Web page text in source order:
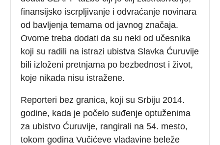
finansijsko iscrpljivanje i odvraćanje novinara
od bavljenja temama od javnog značaja.
Ovome treba dodati da su neki od učesnika
koji su radili na istrazi ubistva Slavka Ćuruvije
bili izloženi pretnjama po bezbednost i život,
koje nikada nisu istražene.
Reporteri bez granica, koji su Srbiju 2014.
godine, kada je počelo suđenje optuženima
za ubistvo Ćuruvije, rangirali na 54. mesto,
tokom godina Vučićeve vladavine beleže